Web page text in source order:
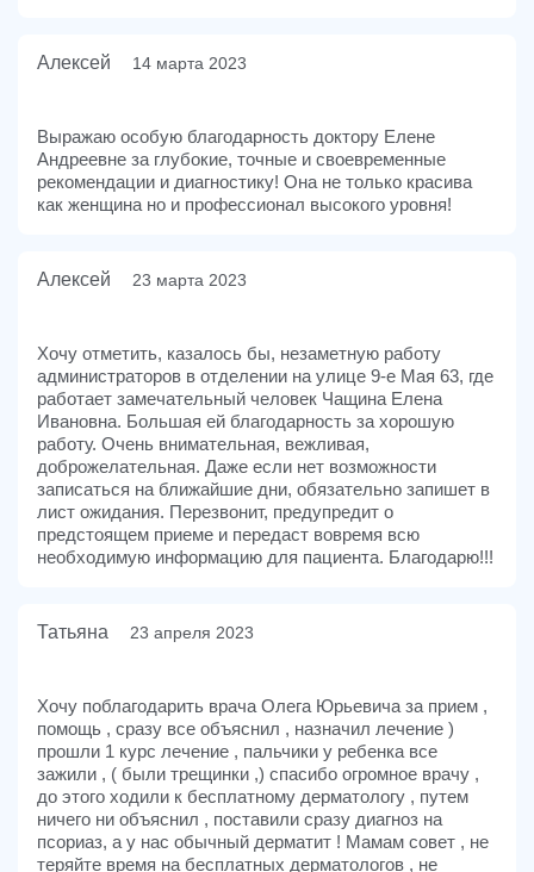
Алексей 14 марта 2023
Выражаю особую благодарность доктору Елене
Андреевне за глубокие, точные и своевременные
рекомендации и диагностику! Она не только красива
как женщина но и профессионал высокого уровня!
Алексей 23 марта 2023
Хочу отметить, казалось бы, незаметную работу
администраторов в отделении на улице 9-е Мая 63, где
работает замечательный человек Чащина Елена
Ивановна. Большая ей благодарность за хорошую
работу. Очень внимательная, вежливая,
доброжелательная. Даже если нет возможности
записаться на ближайшие дни, обязательно запишет в
лист ожидания. Перезвонит, предупредит о
предстоящем приеме и передаст вовремя всю
необходимую информацию для пациента. Благодарю!!!
Татьяна 23 апреля 2023
Хочу поблагодарить врача Олега Юрьевича за прием ,
помощь , сразу все объяснил , назначил лечение )
прошли 1 курс лечение , пальчики у ребенка все
зажили , ( были трещинки ,) спасибо огромное врачу ,
до этого ходили к бесплатному дерматологу , путем
ничего ни объяснил , поставили сразу диагноз на
псориаз, а у нас обычный дерматит ! Мамам совет , не
теряйте время на бесплатных дерматологов , не